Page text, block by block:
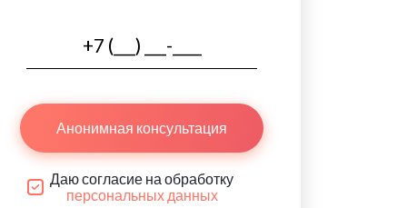
Анонимная консультация
Даю согласие на обработку
персональных данных